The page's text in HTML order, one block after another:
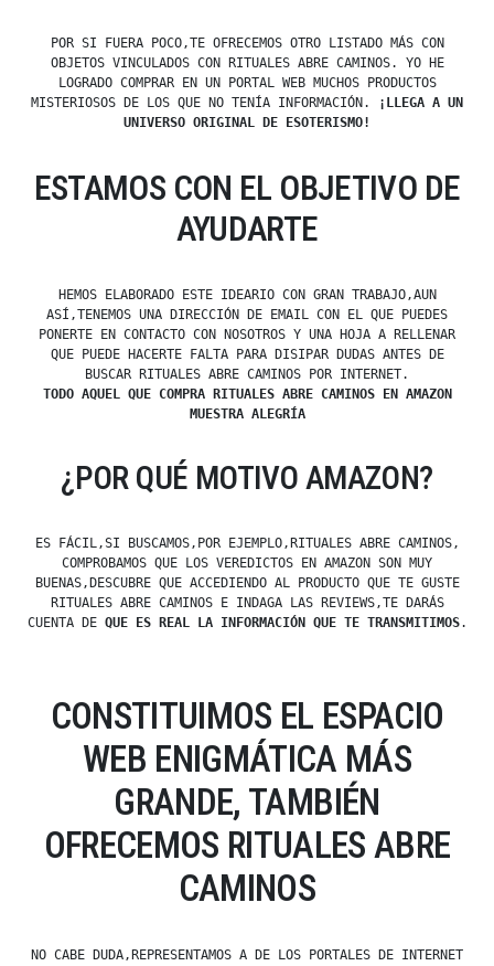
POR SI FUERA POCO,TE OFRECEMOS OTRO LISTADO MÁS CON
OBJETOS VINCULADOS CON RITUALES ABRE CAMINOS. YO HE
LOGRADO COMPRAR EN UN PORTAL WEB MUCHOS PRODUCTOS
MISTERIOSOS DE LOS QUE NO TENÍA INFORMACIÓN.
¡LLEGA A UN
UNIVERSO ORIGINAL DE ESOTERISMO!
ESTAMOS CON EL OBJETIVO DE
AYUDARTE
HEMOS ELABORADO ESTE IDEARIO CON GRAN TRABAJO,AUN
ASÍ,TENEMOS UNA DIRECCIÓN DE EMAIL CON EL QUE PUEDES
PONERTE EN CONTACTO CON NOSOTROS Y UNA HOJA A RELLENAR
QUE PUEDE HACERTE FALTA PARA DISIPAR DUDAS ANTES DE
BUSCAR RITUALES ABRE CAMINOS POR INTERNET.
TODO AQUEL QUE COMPRA RITUALES ABRE CAMINOS EN AMAZON
MUESTRA ALEGRÍA
¿POR QUÉ MOTIVO AMAZON?
ES FÁCIL,SI BUSCAMOS,POR EJEMPLO,RITUALES ABRE CAMINOS,
COMPROBAMOS QUE LOS VEREDICTOS EN AMAZON SON MUY
BUENAS,DESCUBRE QUE ACCEDIENDO AL PRODUCTO QUE TE GUSTE
RITUALES ABRE CAMINOS E INDAGA LAS REVIEWS,TE DARÁS
CUENTA DE QUE ES REAL LA INFORMACIÓN QUE TE TRANSMITIMOS.
CONSTITUIMOS EL ESPACIO
WEB ENIGMÁTICA MÁS
GRANDE, TAMBIÉN
OFRECEMOS RITUALES ABRE
CAMINOS
NO CABE DUDA,REPRESENTAMOS A DE LOS PORTALES DE INTERNET